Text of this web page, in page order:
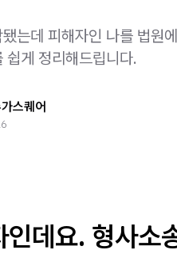
는데 피해자인 나를 법원
쉽게 정리해드립니다.
스퀘어
데요. 형사소